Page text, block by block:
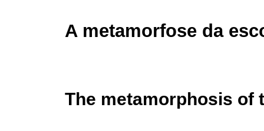
A metamorfose da
The metamorphosis of